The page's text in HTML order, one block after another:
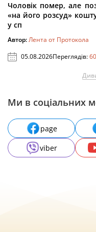
Чоловік помер, але
«на його розсуд»
у сп
Автор:Лента от Протокола
05.08.2026Переглядів:
Ми в соціальних
page
viber